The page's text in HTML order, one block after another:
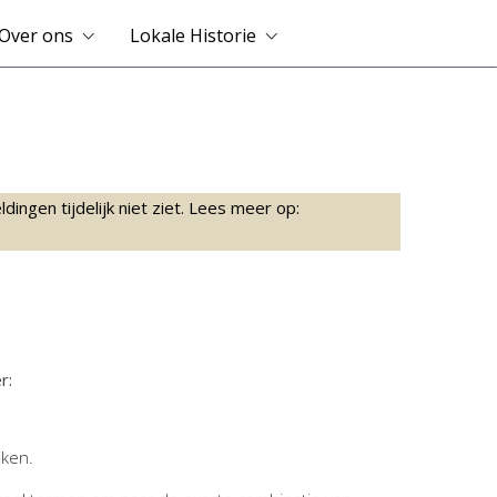
ons Lokale Historie
tijdelijk niet ziet. Lees meer op: